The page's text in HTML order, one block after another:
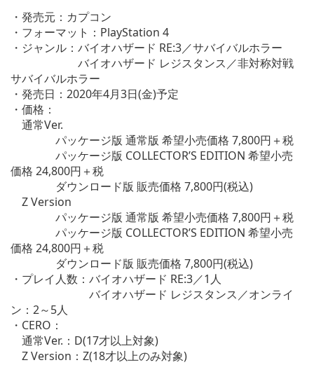
・発売元：カプコン
・フォーマット：PlayStation 4
・ジャンル：バイオハザード RE:3／サバイバルホラー
バイオハザード レジスタンス／非対称対戦
サバイバルホラー
・発売日：2020年4月3日(金)予定
・価格：
通常Ver.
パッケージ版 通常版 希望小売価格 7,800円＋税
パッケージ版 COLLECTOR’S EDITION 希望小売
価格 24,800円＋税
ダウンロード版 販売価格 7,800円(税込)
Z Version
パッケージ版 通常版 希望小売価格 7,800円＋税
パッケージ版 COLLECTOR’S EDITION 希望小売
価格 24,800円＋税
ダウンロード版 販売価格 7,800円(税込)
・プレイ人数：バイオハザード RE:3／1人
バイオハザード レジスタンス／オンライ
ン：2～5人
・CERO：
通常Ver.：D(17才以上対象)
Z Version：Z(18才以上のみ対象)